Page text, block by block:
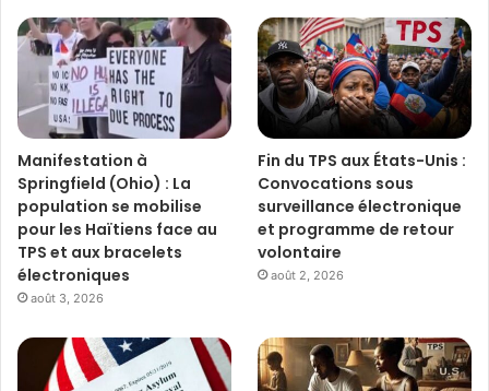
Manifestation à
Springfield (Ohio) : La
population se mobilise
pour les Haïtiens face au
TPS et aux bracelets
électroniques
août 3, 2026
Fin du TPS aux États-Unis :
Convocations sous
surveillance électronique
et programme de retour
volontaire
août 2, 2026